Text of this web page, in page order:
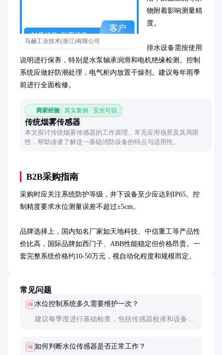
马赫工业技术(浙江)有限公司
物附着影响测量精
度。
排水设备需按使用
说明进行保养，特别是水泵轴承润滑和电机绝缘检测。控制
系统应做好防潮处理，电气柜内放置干燥剂。建议每年雨季
前进行全面检修。
商家经验 真实案例 · 安全可信
传统烟雾传感器
本文探讨传统烟雾传感器的工作原理、常见应用场景及其局限
性，帮助读者了解这一基础消防设备的特点与适用性。
B2B采购指南
采购时应关注系统防护等级，井下设备至少应达到IP65。控
制精度要求水位测量误差不超过±5cm。
品牌选择上，国内知名厂家如天地科技、中信重工等产品性
价比高，国际品牌如西门子、ABB性能稳定但价格昂贵。一
套完整系统价格约10-50万元，视自动化程度和规模而定。
常见问题
问 水位控制系统多久需要维护一次？
建议每季度进行基础检查，包括传感器校准和设备功
问 如何判断水位传感器是否正常工作？